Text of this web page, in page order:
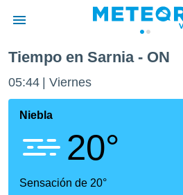
de
ha
para
calidad.
a este
Tiempo en Sarnia - ON
05:44 Viernes
Niebla
20°
Sensación de 20°